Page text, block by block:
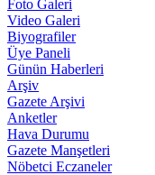
Foto Galeri
Video Galeri
Biyografiler
Üye Paneli
Günün Haberleri
Arşiv
Gazete Arşivi
Anketler
Hava Durumu
Gazete Manşetleri
Nöbetci Eczaneler